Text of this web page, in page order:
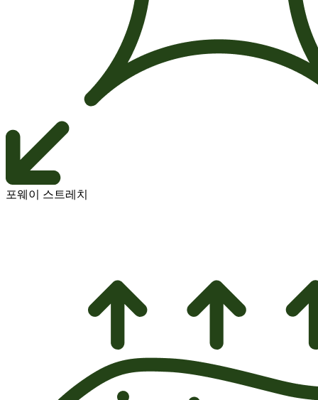
포웨이 스트레치